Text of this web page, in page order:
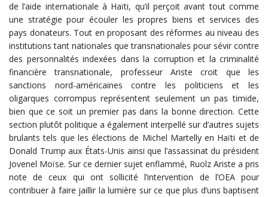
de l’aide internationale à Haïti, qu’il perçoit avant tout comme
une stratégie pour écouler les propres biens et services des
pays donateurs. Tout en proposant des réformes au niveau des
institutions tant nationales que transnationales pour sévir contre
des personnalités indexées dans la corruption et la criminalité
financière transnationale, professeur Ariste croit que les
sanctions nord-américaines contre les politiciens et les
oligarques corrompus représentent seulement un pas timide,
bien que ce soit un premier pas dans la bonne direction. Cette
section plutôt politique a également interpellé sur d’autres sujets
brulants tels que les élections de Michel Martelly en Haïti et de
Donald Trump aux États-Unis ainsi que l’assassinat du président
Jovenel Moïse. Sur ce dernier sujet enflammé, Ruolz Ariste a pris
note de ceux qui ont sollicité l’intervention de l’OEA pour
contribuer à faire jaillir la lumière sur ce que plus d’uns baptisent